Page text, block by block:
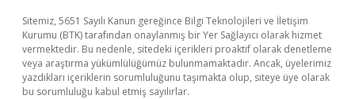
Sitemiz, 5651 Sayılı Kanun gereğince Bilgi Teknolojileri ve İletişim
Kurumu (BTK) tarafından onaylanmış bir Yer Sağlayıcı olarak hizmet
vermektedir. Bu nedenle, sitedeki içerikleri proaktif olarak denetleme
veya araştırma yükümlülüğümüz bulunmamaktadır. Ancak, üyelerimiz
yazdıkları içeriklerin sorumluluğunu taşımakta olup, siteye üye olarak
bu sorumluluğu kabul etmiş sayılırlar.